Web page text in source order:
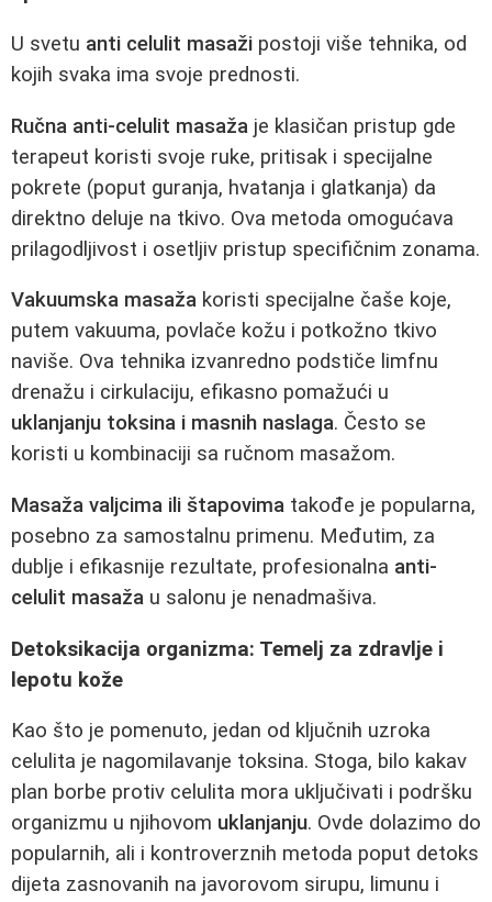
U svetu anti celulit masaži postoji više tehnika, od
kojih svaka ima svoje prednosti.
Ručna anti-celulit masaža je klasičan pristup gde
terapeut koristi svoje ruke, pritisak i specijalne
pokrete (poput guranja, hvatanja i glatkanja) da
direktno deluje na tkivo. Ova metoda omogućava
prilagodljivost i osetljiv pristup specifičnim zonama.
Vakuumska masaža koristi specijalne čaše koje,
putem vakuuma, povlače kožu i potkožno tkivo
naviše. Ova tehnika izvanredno podstiče limfnu
drenažu i cirkulaciju, efikasno pomažući u
uklanjanju toksina i masnih naslaga. Često se
koristi u kombinaciji sa ručnom masažom.
Masaža valjcima ili štapovima takođe je popularna,
posebno za samostalnu primenu. Međutim, za
dublje i efikasnije rezultate, profesionalna anti-
celulit masaža u salonu je nenadmašiva.
Detoksikacija organizma: Temelj za zdravlje i
lepotu kože
Kao što je pomenuto, jedan od ključnih uzroka
celulita je nagomilavanje toksina. Stoga, bilo kakav
plan borbe protiv celulita mora uključivati i podršku
organizmu u njihovom uklanjanju. Ovde dolazimo do
popularnih, ali i kontroverznih metoda poput detoks
dijeta zasnovanih na javorovom sirupu, limunu i